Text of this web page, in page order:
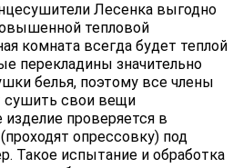
Лесенка выгодно
тепловой
комната всегда будет теплой
перекладины значительно
белья, поэтому все члены
сушить свои вещи
проверяется в
опрессовку) под
Такое испытание и обработка